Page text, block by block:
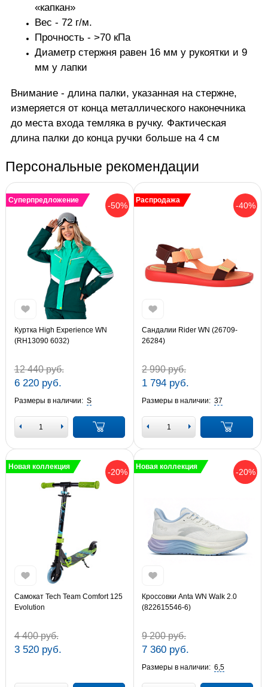
«капкан»
Вес - 72 г/м.
Прочность - >70 кПа
Диаметр стержня равен 16 мм у рукоятки и 9
мм у лапки
Внимание - длина палки, указанная на стержне,
измеряется от конца металлического наконечника
до места входа темляка в ручку. Фактическая
длина палки до конца ручки больше на 4 см
Персональные рекомендации
-50%
Суперпредложение
Куртка High Experience WN
(RH13090 6032)
12 440 руб.
6 220 руб.
Размеры в наличии: S
-40%
Распродажа
Сандалии Rider WN (26709-
26284)
2 990 руб.
1 794 руб.
Размеры в наличии: 37
-20%
Новая коллекция
Самокат Tech Team Comfort 125
Evolution
4 400 руб.
3 520 руб.
-20%
Новая коллекция
Кроссовки Anta WN Walk 2.0
(822615546-6)
9 200 руб.
7 360 руб.
Размеры в наличии: 6,5